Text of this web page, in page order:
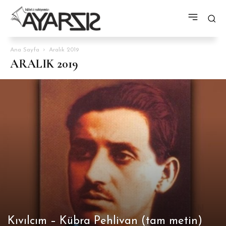
Ana Sayfa Aralık 2019
ARALIK 2019
Kıvılcım – Kübra Pehlivan (tam metin)